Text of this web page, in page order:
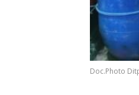
Doc.Photo